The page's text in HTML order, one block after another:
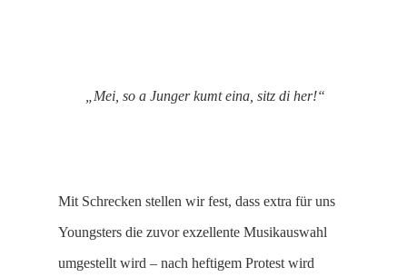
„Mei, so a Junger kumt eina, sitz di her!“
Mit Schrecken stellen wir fest, dass extra für uns
Youngsters die zuvor exzellente Musikauswahl
umgestellt wird – nach heftigem Protest wird